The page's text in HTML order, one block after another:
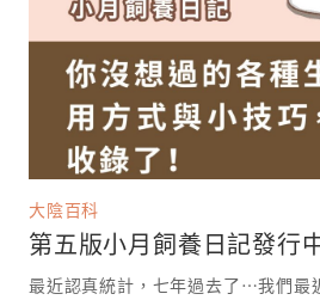
大陰百科
第五版小月飼養日記發行
最近認真統計，七年過去了⋯我們最